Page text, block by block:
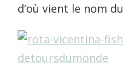
d’où vient le nom